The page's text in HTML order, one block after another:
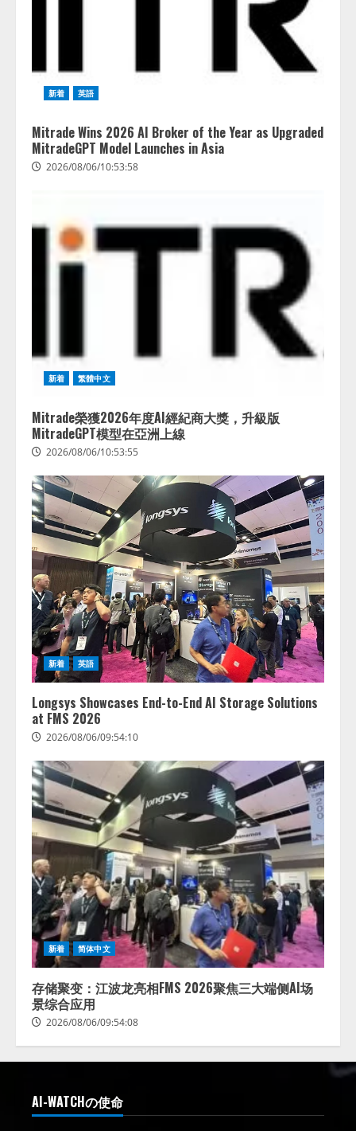
FDUA 生成AIWG、『金融生成AIガ
4
生成AI経由のWebサイト流入、1年
半で約7.8倍に ChatGPTなどの
2026/08/05/16:54:34
新着 英語
Mitrade Wins 2026 AI Broker of the Year as Upgraded
MitradeGPT Model Launches in Asia
2026/08/06/10:53:58
新着 繁體中文
Mitrade榮獲2026年度AI經紀商大獎，升級版
MitradeGPT模型在亞洲上線
2026/08/06/10:53:55
新着 英語
Longsys Showcases End-to-End AI Storage Solutions
at FMS 2026
2026/08/06/09:54:10
新着 简体中文
存储聚变：江波龙亮相FMS 2026聚焦三大端侧AI场
景综合应用
2026/08/06/09:54:08
AI-WATCHの使命